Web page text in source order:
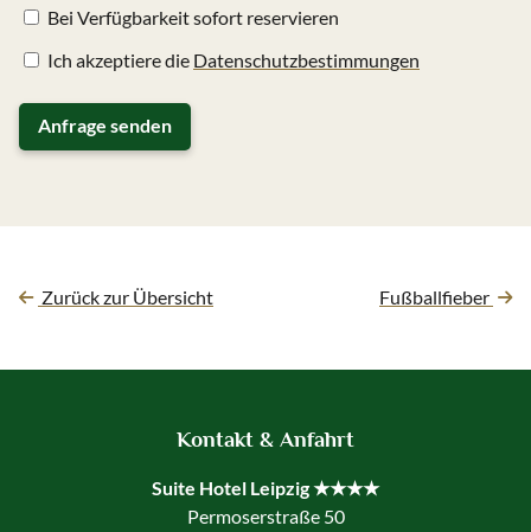
Bei Verfügbarkeit sofort reservieren
Ich akzeptiere die Datenschutzbestimmungen
Zurück zur Übersicht Fußballfieber
Kontakt & Anfahrt
Suite Hotel Leipzig ★★★★
Permoserstraße 50